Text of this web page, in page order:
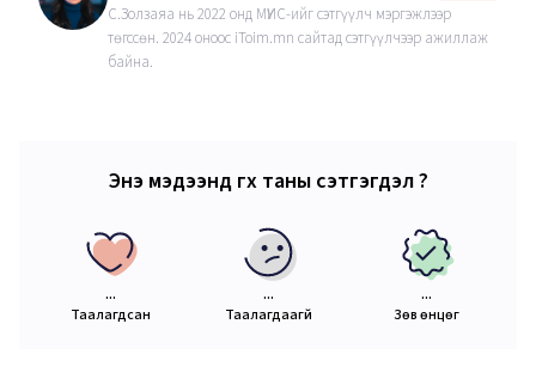
С.Золзаяа нь 2022 онд МҮИС-ийг сэтгүүлч мэргэжлээр
төгссөн. 2024 оноос iToim.mn сайтад сэтгүүлчээр ажиллаж
байна.
Энэ мэдээнд өгөх таны сэтгэгдэл ?
...
Таалагдсан
...
Таалагдаагүй
...
Зөв өнцөг